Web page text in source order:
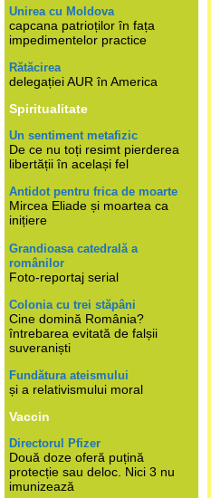
Unirea cu Moldova
capcana patrioților în fața
impedimentelor practice
Rătăcirea
delegației AUR în America
Spiritualitate
Un sentiment metafizic
De ce nu toți resimt pierderea
libertății în același fel
Antidot pentru frica de moarte
Mircea Eliade și moartea ca
inițiere
Grandioasa catedrală a
românilor
Foto-reportaj serial
Colonia cu trei stăpâni
Cine domină România?
întrebarea evitată de falșii
suveraniști
Fundătura ateismului
și a relativismului moral
Vaccin
Directorul Pfizer
Două doze oferă puțină
protecție sau deloc. Nici 3 nu
imunizează